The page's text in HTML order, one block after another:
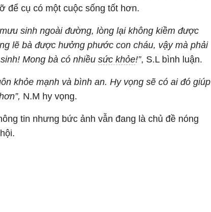
để cụ có một cuộc sống tốt hơn.
sinh ngoài đường, lòng lại không kiềm được
lẽ bà được hưởng phước con cháu, vậy mà phải
Mong bà có nhiều sức khỏe!”, S.L bình luận.
khỏe mạnh và bình an. Hy vọng sẽ có ai đó giúp
N.M hy vọng.
tin nhưng bức ảnh vẫn đang là chủ đề nóng